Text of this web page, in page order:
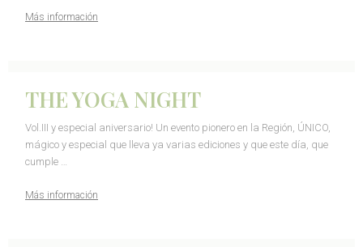
Más información
THE YOGA NIGHT
Vol.III y especial aniversario! Un evento pionero en la Región, ÚNICO,
mágico y especial que lleva ya varias ediciones y que este día, que
cumple …
Más información